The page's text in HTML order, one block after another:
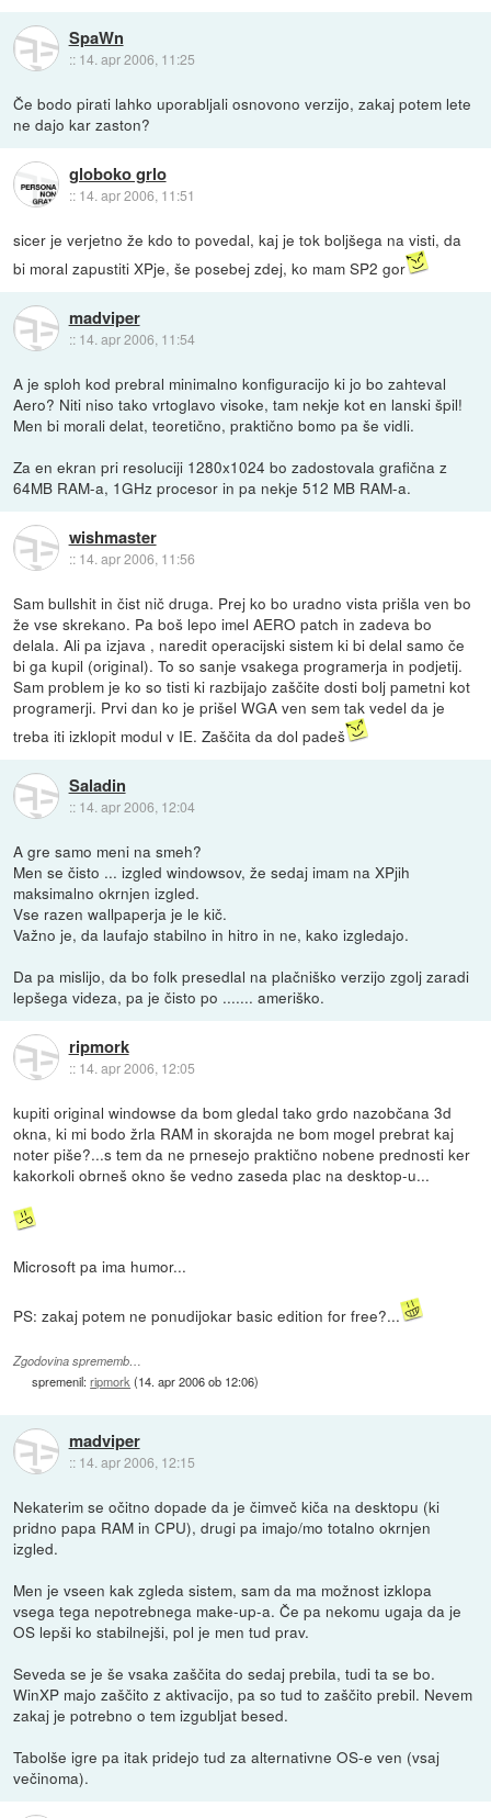
SpaWn
:: 14. apr 2006, 11:25
Če bodo pirati lahko uporabljali osnovono verzijo, zakaj potem lete
ne dajo kar zaston?
globoko grlo
:: 14. apr 2006, 11:51
sicer je verjetno že kdo to povedal, kaj je tok boljšega na visti, da
bi moral zapustiti XPje, še posebej zdej, ko mam SP2 gor
madviper
:: 14. apr 2006, 11:54
A je sploh kod prebral minimalno konfiguracijo ki jo bo zahteval
Aero? Niti niso tako vrtoglavo visoke, tam nekje kot en lanski špil!
Men bi morali delat, teoretično, praktično bomo pa še vidli.
Za en ekran pri resoluciji 1280x1024 bo zadostovala grafična z
64MB RAM-a, 1GHz procesor in pa nekje 512 MB RAM-a.
wishmaster
:: 14. apr 2006, 11:56
Sam bullshit in čist nič druga. Prej ko bo uradno vista prišla ven bo
že vse skrekano. Pa boš lepo imel AERO patch in zadeva bo
delala. Ali pa izjava , naredit operacijski sistem ki bi delal samo če
bi ga kupil (original). To so sanje vsakega programerja in podjetij.
Sam problem je ko so tisti ki razbijajo zaščite dosti bolj pametni kot
programerji. Prvi dan ko je prišel WGA ven sem tak vedel da je
treba iti izklopit modul v IE. Zaščita da dol padeš
Saladin
:: 14. apr 2006, 12:04
A gre samo meni na smeh?
Men se čisto ... izgled windowsov, že sedaj imam na XPjih
maksimalno okrnjen izgled.
Vse razen wallpaperja je le kič.
Važno je, da laufajo stabilno in hitro in ne, kako izgledajo.
Da pa mislijo, da bo folk presedlal na plačniško verzijo zgolj zaradi
lepšega videza, pa je čisto po ....... ameriško.
ripmork
:: 14. apr 2006, 12:05
kupiti original windowse da bom gledal tako grdo nazobčana 3d
okna, ki mi bodo žrla RAM in skorajda ne bom mogel prebrat kaj
noter piše?...s tem da ne prnesejo praktično nobene prednosti ker
kakorkoli obrneš okno še vedno zaseda plac na desktop-u...
Microsoft pa ima humor...
PS: zakaj potem ne ponudijokar basic edition for free?...
Zgodovina sprememb…
spremenil:ripmork (14. apr 2006 ob 12:06)
madviper
:: 14. apr 2006, 12:15
Nekaterim se očitno dopade da je čimveč kiča na desktopu (ki
pridno papa RAM in CPU), drugi pa imajo/mo totalno okrnjen
izgled.
Men je vseen kak zgleda sistem, sam da ma možnost izklopa
vsega tega nepotrebnega make-up-a. Če pa nekomu ugaja da je
OS lepši ko stabilnejši, pol je men tud prav.
Seveda se je še vsaka zaščita do sedaj prebila, tudi ta se bo.
WinXP majo zaščito z aktivacijo, pa so tud to zaščito prebil. Nevem
zakaj je potrebno o tem izgubljat besed.
Tabolše igre pa itak pridejo tud za alternativne OS-e ven (vsaj
večinoma).